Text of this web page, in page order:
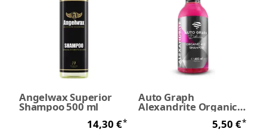
Angelwax Superior
Shampoo 500 ml
14,30 €*
Auto Graph
Alexandrite Organic
Acid Shampoo 400 ml
5,50 €*